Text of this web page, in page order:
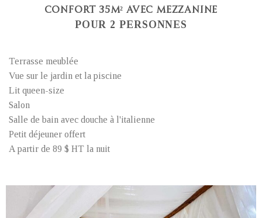
CONFORT 35M² AVEC MEZZANINE
POUR 2 PERSONNES
Terrasse meublée
Vue sur le jardin et la piscine
Lit queen-size
Salon
Salle de bain avec douche à l'italienne
Petit déjeuner offert
A partir de 89 $ HT la nuit